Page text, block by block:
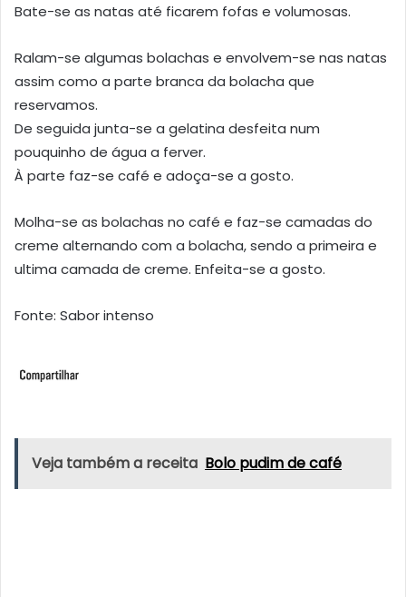
Bate-se as natas até ficarem fofas e volumosas.
Ralam-se algumas bolachas e envolvem-se nas natas
assim como a parte branca da bolacha que
reservamos.
De seguida junta-se a gelatina desfeita num
pouquinho de água a ferver.
À parte faz-se café e adoça-se a gosto.
Molha-se as bolachas no café e faz-se camadas do
creme alternando com a bolacha, sendo a primeira e
ultima camada de creme. Enfeita-se a gosto.
Fonte: Sabor intenso
Veja também a receita Bolo pudim de café